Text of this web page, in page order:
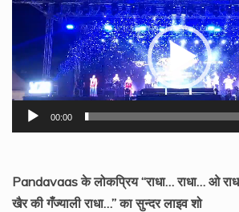
Player
00:00
Pandavaas के लोकप्रिय “राधा… राधा… ओ
खैर की गँज्याली राधा…” का सुन्दर लाइव शो